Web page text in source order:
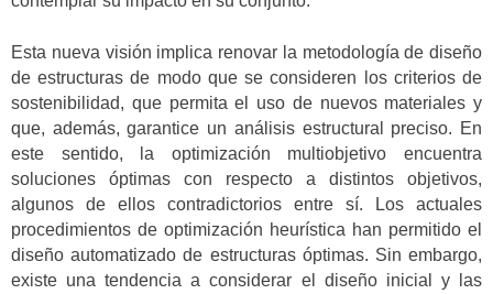
Esta nueva visión implica renovar la metodología de diseño
de estructuras de modo que se consideren los criterios de
sostenibilidad, que permita el uso de nuevos materiales y
que, además, garantice un análisis estructural preciso. En
este sentido, la optimización multiobjetivo encuentra
soluciones óptimas con respecto a distintos objetivos,
algunos de ellos contradictorios entre sí. Los actuales
procedimientos de optimización heurística han permitido el
diseño automatizado de estructuras óptimas. Sin embargo,
existe una tendencia a considerar el diseño inicial y las